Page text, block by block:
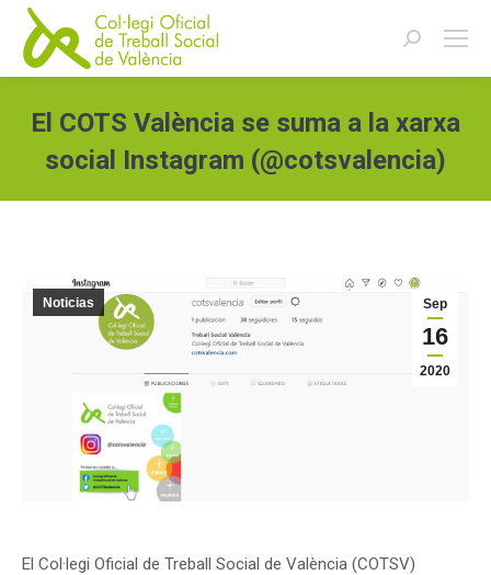
Buscar:
El COTS València se suma a la xarxa
social Instagram (@cotsvalencia)
Sep
16
2020
Noticias
El Col·legi Oficial de Treball Social de València (COTSV)